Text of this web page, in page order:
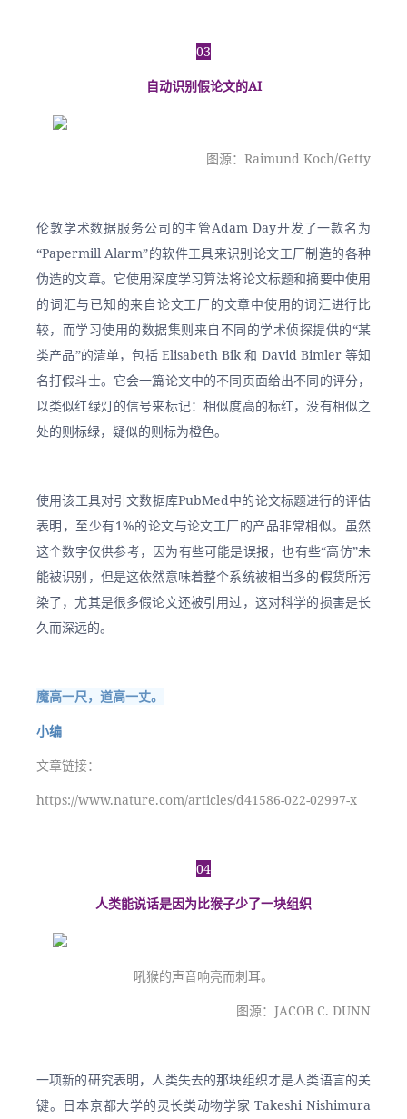
03
自动识别假论文的AI
图源：Raimund Koch/Getty
伦敦学术数据服务公司的主管Adam Day开发了一款名为
“Papermill Alarm”的软件工具来识别论文工厂制造的各种
伪造的文章。它使用深度学习算法将论文标题和摘要中使用
的词汇与已知的来自论文工厂的文章中使用的词汇进行比
较，而学习使用的数据集则来自不同的学术侦探提供的“某
类产品”的清单，包括 Elisabeth Bik 和 David Bimler 等知
名打假斗士。它会一篇论文中的不同页面给出不同的评分，
以类似红绿灯的信号来标记：相似度高的标红，没有相似之
处的则标绿，疑似的则标为橙色。
使用该工具对引文数据库PubMed中的论文标题进行的评估
表明，至少有1%的论文与论文工厂的产品非常相似。虽然
这个数字仅供参考，因为有些可能是误报，也有些“高仿”未
能被识别，但是这依然意味着整个系统被相当多的假货所污
染了，尤其是很多假论文还被引用过，这对科学的损害是长
久而深远的。
魔高一尺，道高一丈。
小编
文章链接：
https://www.nature.com/articles/d41586-022-02997-x
04
人类能说话是因为比猴子少了一块组织
吼猴的声音响亮而刺耳。
图源：JACOB C. DUNN
一项新的研究表明，人类失去的那块组织才是人类语言的关
键。日本京都大学的灵长类动物学家 Takeshi Nishimura